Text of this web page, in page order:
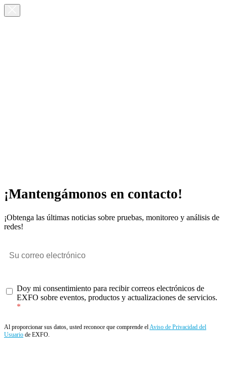
¡Mantengámonos en contacto!
¡Obtenga las últimas noticias sobre pruebas, monitoreo y análisis de
redes!
Doy mi consentimiento para recibir correos electrónicos de
EXFO sobre eventos, productos y actualizaciones de servicios.
Al proporcionar sus datos, usted reconoce que comprende elAviso de Privacidad del
Usuario de EXFO.